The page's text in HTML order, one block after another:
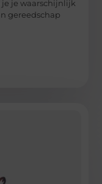
je je waarschijnlijk
gereedschap